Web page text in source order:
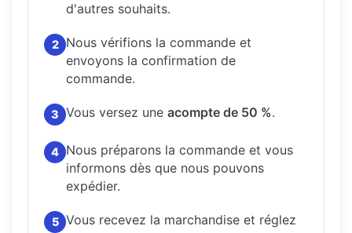
d'autres souhaits.
2
Nous vérifions la commande et
envoyons la confirmation de
commande.
3 Vous versez une acompte de 50 %.
4 Nous préparons la commande et vous
informons dès que nous pouvons
expédier.
5 Vous recevez la marchandise et réglez